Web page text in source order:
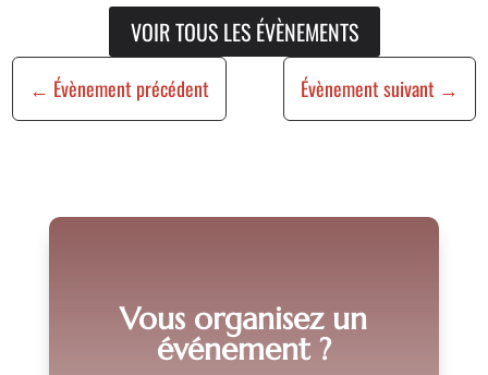
VOIR TOUS LES ÉVÈNEMENTS
← Évènement précédent Évènement suivant →
Vous organisez un
événement ?